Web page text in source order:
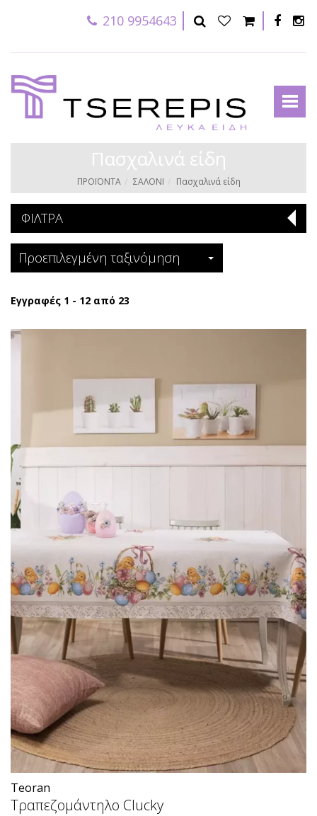
210 9954643
Πασχαλινά είδη
ΠΡΟΪΟΝΤΑ ΣΑΛΟΝΙ Πασχαλινά είδη
ΦΙΛΤΡΑ
Προεπιλεγμένη ταξινόμηση
Εγγραφές 1 - 12 από 23
Teoran
Τραπεζομάντηλο Clucky